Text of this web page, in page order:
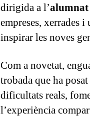
dirigida a l’alumnat
empreses, xerrades
inspirar les noves
Com a novetat,
trobada que ha
dificultats reals,
l’experiència